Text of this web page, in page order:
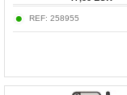
REF: 258955